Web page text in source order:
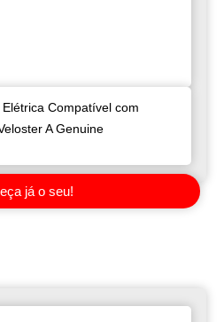
Compatível com
A Genuine
já o seu!